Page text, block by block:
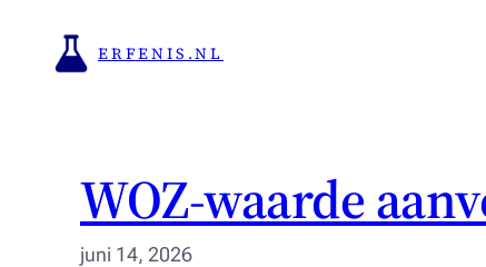
ERFENIS.NL
WOZ-waarde
juni 14, 2026